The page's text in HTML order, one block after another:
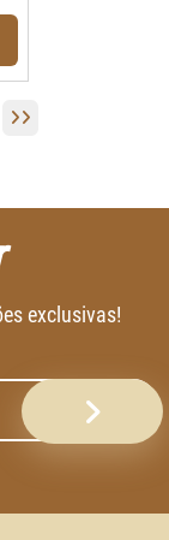
exclusivas!